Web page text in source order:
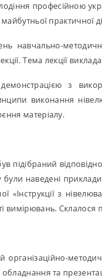
професійною
практичної
навчально-
Тема лекції
з
виконання
матеріалу.
підібраний
наведені
з
Склалося
організаційно-
та